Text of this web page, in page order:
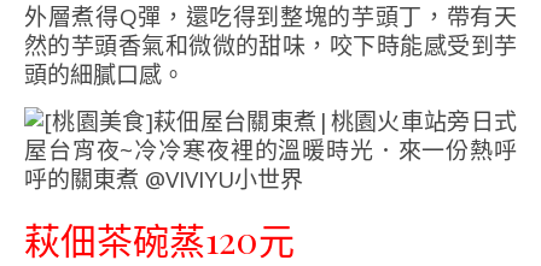
外層煮得Q彈，還吃得到整塊的芋頭丁，帶有天
然的芋頭香氣和微微的甜味，咬下時能感受到芋
頭的細膩口感。
萩佃茶碗蒸120元